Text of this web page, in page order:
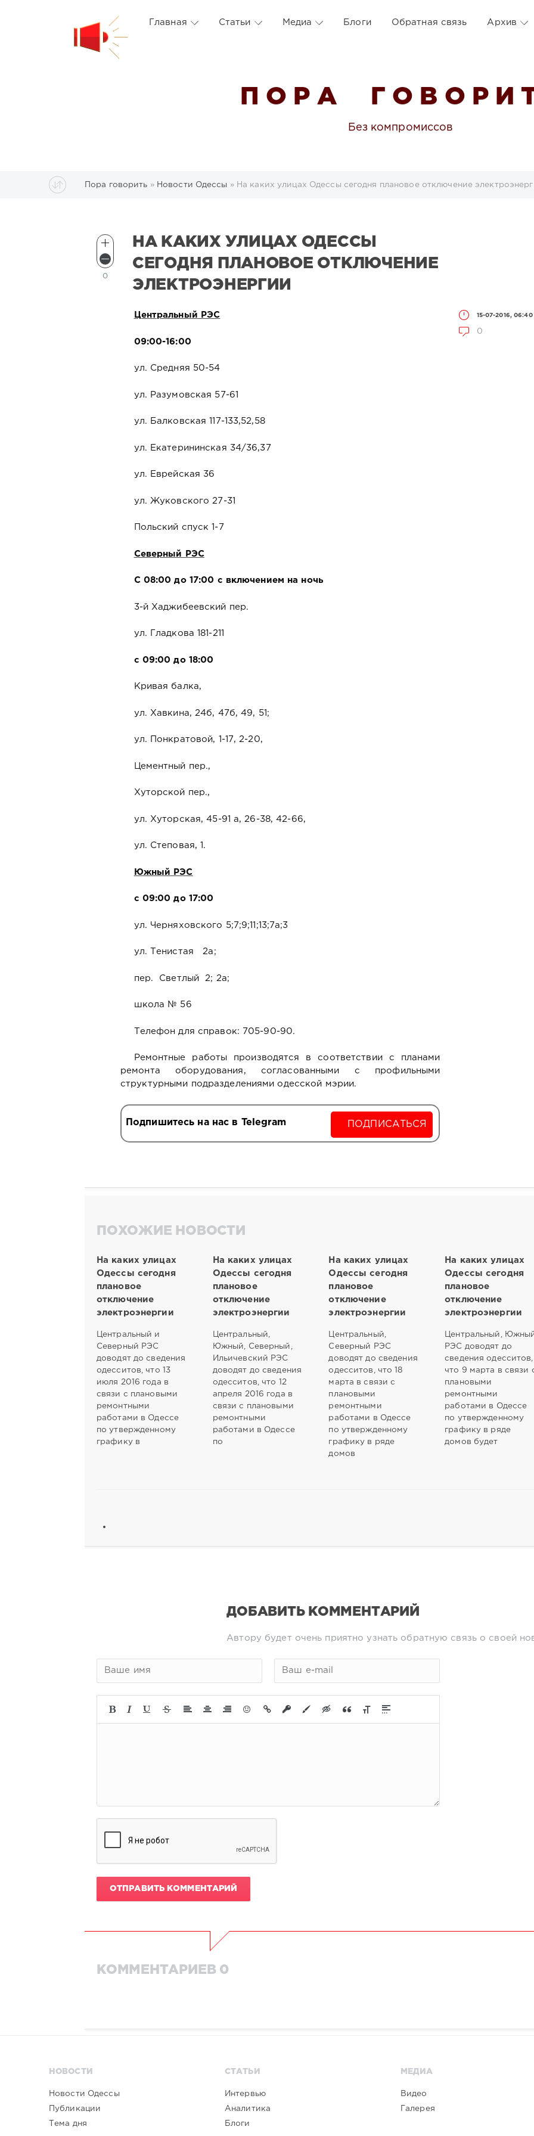
Главная Статьи Медиа Блоги Обратная связь Архив
П О Р А Г О В О Р И
Без компромиссов
Пора говорить » Новости Одессы » На каких улицах Одессы сегодня плановое отключение
НА КАКИХ УЛИЦАХ ОДЕССЫ
СЕГОДНЯ ПЛАНОВОЕ ОТКЛЮЧЕНИЕ
ЭЛЕКТРОЭНЕРГИИ
15-07-2016, 06:40
0
0
Центральный РЭС
09:00-16:00
ул. Средняя 50-54
ул. Разумовская 57-61
ул. Балковская 117-133,52,58
ул. Екатерининская 34/36,37
ул. Еврейская 36
ул. Жуковского 27-31
Польский спуск 1-7
Северный РЭС
С 08:00 до 17:00 с включением на ночь
3-й Хаджибеевский пер.
ул. Гладкова 181-211
с 09:00 до 18:00
Кривая балка,
ул. Хавкина, 24б, 47б, 49, 51;
ул. Понкратовой, 1-17, 2-20,
Цементный пер.,
Хуторской пер.,
ул. Хуторская, 45-91 а, 26-38, 42-66,
ул. Степовая, 1.
Южный РЭС
c 09:00 до 17:00
ул. Черняховского 5;7;9;11;13;7а;3
ул. Тенистая 2а;
пер. Светлый 2; 2а;
школа № 56
Телефон для справок: 705-90-90.
Ремонтные работы производятся в соответствии с планами
ремонта оборудования, согласованными с профильными
структурными подразделениями одесской мэрии.
Подпишитесь на нас в Telegram ПОДПИСАТЬСЯ
ПОХОЖИЕ НОВОСТИ
На каких улицах
Одессы сегодня
плановое
отключение
электроэнергии
Центральный и
Северный РЭС
доводят до сведения
одесситов, что 13
июля 2016 года в
связи с плановыми
ремонтными
работами в Одессе
по утвержденному
графику в
На каких улицах
Одессы сегодня
плановое
отключение
электроэнергии
Центральный,
Южный, Северный,
Ильичевский РЭС
доводят до сведения
одесситов, что 12
апреля 2016 года в
связи с плановыми
ремонтными
работами в Одессе
по
На каких улицах
Одессы сегодня
плановое
отключение
электроэнергии
Центральный,
Северный РЭС
доводят до сведения
одесситов, что 18
марта в связи с
плановыми
ремонтными
работами в Одессе
по утвержденному
графику в ряде
домов
На каких улицах
Одессы сегодня
плановое
отключение
электроэнергии
Центральный,
РЭС доводят до
сведения одесситов,
что 9 марта в связи
плановыми
ремонтными
работами в Одессе
по утвержденному
графику в ряде
домов будет
ДОБАВИТЬ КОММЕНТАРИЙ
Автору будет очень приятно узнать обратную связь о своей
ОТПРАВИТЬ КОММЕНТАРИЙ
КОММЕНТАРИЕВ 0
НОВОСТИ
Новости Одессы
Публикации
Тема дня
СТАТЬИ
Интервью
Аналитика
Блоги
МЕДИА
Видео
Галерея